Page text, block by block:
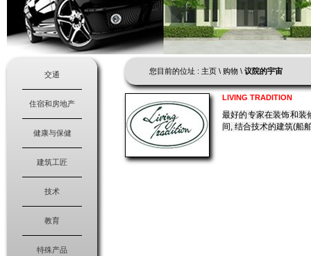
交通
住宿和房地产
健康与保健
建筑工匠
技术
教育
特殊产品
您目前的位址 : 主页 \ 购物 \ 议院的宇宙
LIVING TRADITION
最好的专家在装饰和装
间, 结合技术的建筑(船